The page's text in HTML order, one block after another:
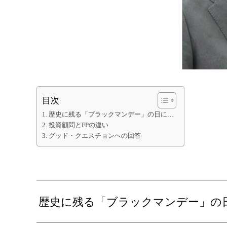
目次
歴史に残る「ブラックマンデー」の日に…
投資顧問とFPの違い
グッド・クエスチョンへの回答
歴史に残る「ブラックマンデー」